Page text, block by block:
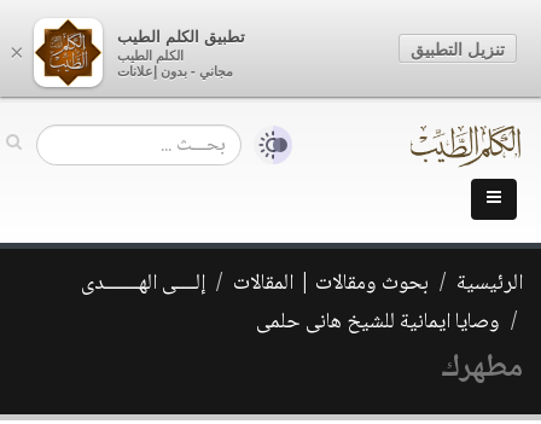
الرئيسية بحوث ومقالات | المقالات
إلــــى الهـــــــدى
وصايا ايمانية للشيخ هانى حلمى
مطهرك
×
تطبيق الكلم الطيب
الكلم الطيب
مجاني - بدون إعلانات
تنزيل التطبيق